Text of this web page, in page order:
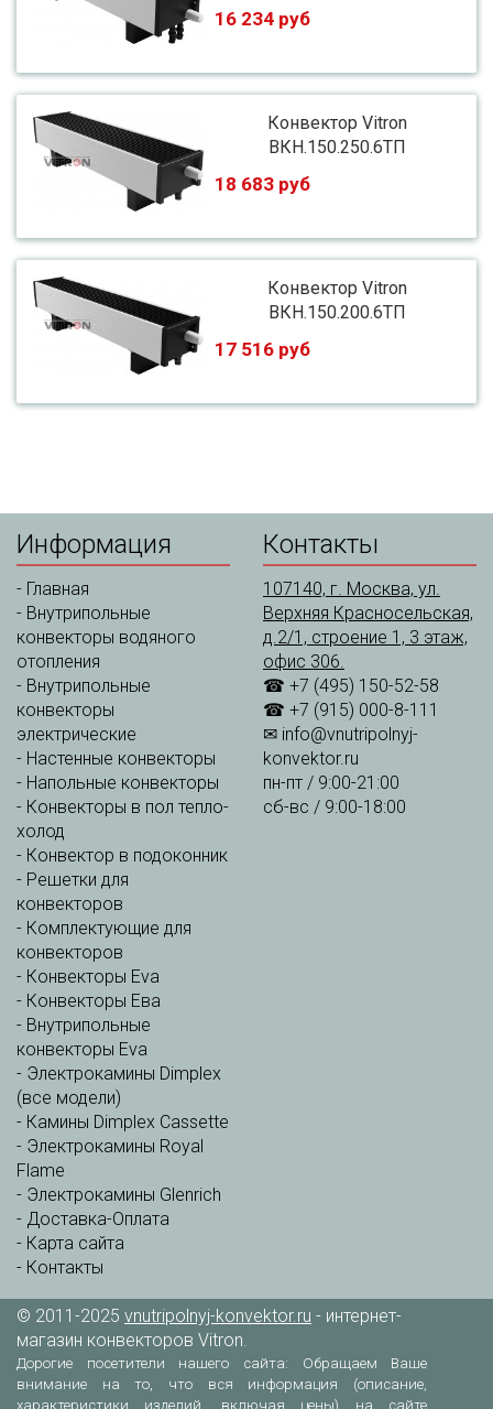
16 234 руб
Конвектор Vitron
ВКН.150.250.6ТП
18 683 руб
Конвектор Vitron
ВКН.150.200.6ТП
17 516 руб
Информация
- Главная
- Внутрипольные
конвекторы водяного
отопления
- Внутрипольные
конвекторы
электрические
- Настенные конвекторы
- Напольные конвекторы
- Конвекторы в пол тепло-
холод
- Конвектор в подоконник
- Решетки для
конвекторов
- Комплектующие для
конвекторов
- Конвекторы Eva
- Конвекторы Ева
- Внутрипольные
конвекторы Eva
- Электрокамины Dimplex
(все модели)
- Камины Dimplex Cassette
- Электрокамины Royal
Flame
- Электрокамины Glenrich
- Доставка-Оплата
- Карта сайта
- Контакты
Контакты
107140, г. Москва, ул.
Верхняя Красносельская,
д.2/1, строение 1, 3 этаж,
офис 306.
☎ +7 (495) 150-52-58
☎ +7 (915) 000-8-111
✉ info@vnutripolnyj-
konvektor.ru
пн-пт / 9:00-21:00
сб-вс / 9:00-18:00
© 2011-2025 vnutripolnyj-konvektor.ru - интернет-
магазин конвекторов Vitron.
Дорогие посетители нашего сайта: Обращаем Ваше
внимание на то, что вся информация (описание,
характеристики изделий, включая цены) на сайте